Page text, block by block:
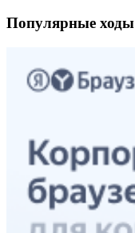
Популярные ходы